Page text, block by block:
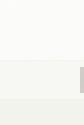
© 2026 兵庫県姫